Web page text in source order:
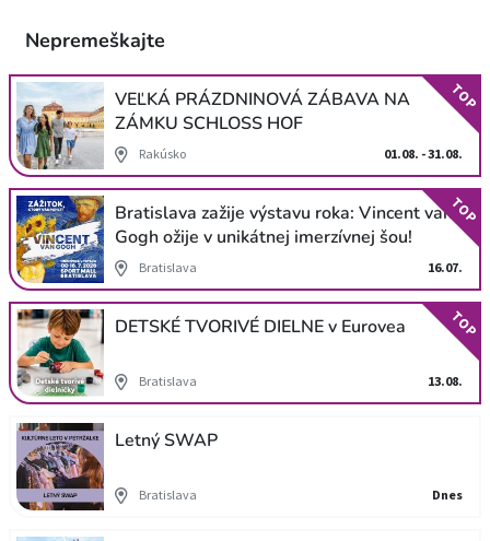
Nepremeškajte
VEĽKÁ PRÁZDNINOVÁ ZÁBAVA NA
ZÁMKU SCHLOSS HOF
Rakúsko 01.08. - 31.08.
TOP
Bratislava zažije výstavu roka: Vincent van
Gogh ožije v unikátnej imerzívnej šou!
Bratislava 16.07.
TOP
DETSKÉ TVORIVÉ DIELNE v Eurovea
Bratislava 13.08.
TOP
Letný SWAP
Bratislava Dnes